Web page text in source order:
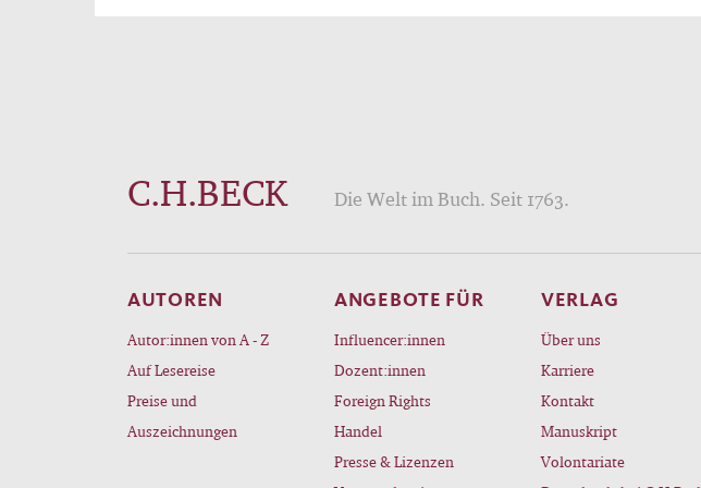
C.H.BECK Die Welt im Buch. Seit 1763.
AUTOREN
Autor:innen von A - Z
Auf Lesereise
Preise und
Auszeichnungen
ANGEBOTE FÜR
Influencer:innen
Dozent:innen
Foreign Rights
Handel
Presse & Lizenzen
VERLAG
Über uns
Karriere
Kontakt
Manuskript
Volontariate